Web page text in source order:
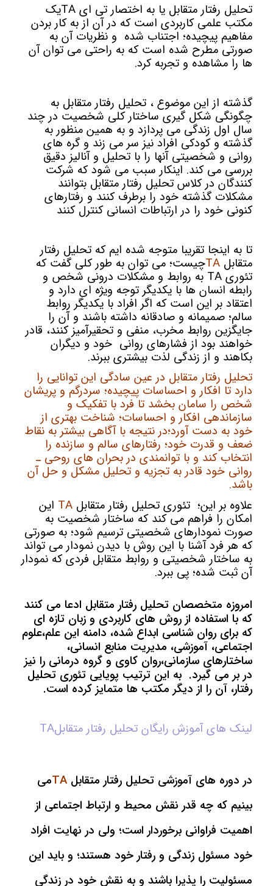
تحلیل رفتار متقابل یا به اختصار تی ای TAیک
مکتب علمی کاربردی است که در آن از به کار بردن
مفاهیم پیچیده؛ اجتناب شده و نظریات آن به
صورتی مطرح شده است که به راحتی می توان آن
ها را مشاهده و تجربه کرد.
گذشته از این موضوع ، تحلیل رفتار متقابل به
چگونگی شکل گیری ساختار کلی شخصیت در چند
سال اول زندگی می پردازد و به همین منظور به
گذشته و کودکی افراد نیز سر می زند و گره های
روانی و شخصیتی آنها را با تحلیل و آنالیز دقیق
بررسی می کند. اینکار سبب می شود که شرکت
کنندگان در کلاس تحلیل رفتار متقابل بتوانند
مشکلات گذشته خود را برطرف کنند و رفتارهای
کنونی خود را در ارتباطات انسانی کنترل کنند
تا به اینجا تقریبا متوجه شده ایم که تحلیل رفتار
متقابل TAچیست؛ می توان به طور کلی گفت که
تئوری TA به روابط و مشکلات درونی شخص و
رابطه انسان ها با یکدیگر توجه ویژه ای دارد و
اعتقاد بر این است که اگر افراد با یکدیگر روابط
سالم؛ صمیمانه و صادقانه داشته باشند و آن را
جایگزین روابط مخرب، منفی و تحقیرآمیز کنند، قادر
خواهند بود از فشارهای روانی خود و دیگران
بکاهند و از زندگی لذت بیشتری ببرند.
تحلیل رفتار متقابل در عین سادگی این توانایی را
دارد تا افکار و احساسات پیچیده؛ سردرگم و پریشان
شخص را سامان بخشد تا فرد با تفکیک و
سازماندهی افکار و احساسات؛ شناخت بهتری از
خود به دست آورد؛در نتیجه با آگاهی بیشتر به نقاط
ضعف و قدرت خود؛ رفتارهای سالم و سازنده را
انتخاب کند و با توانمندی در بحران های روحی ـ
روانی خود قادر به تجزیه و تحلیل مشکل و حل آن
باشد.
علاوه بر این؛ تئوری تحلیل رفتار متقابل TA این
امکان را فراهم می کند که ساختار شخصیت به
صورت نمودارهای شخصیتی ترسیم شود؛ به صورتی
که هر فرد آشنا با این روش با دیدن نمودار می تواند
به ساختار شخصیتی و روابط متقابل فردی که نمودار
آن ثبت شده؛ پی ببرد.
امروزه متخصصان تحلیل رفتار متقابل ادعا می کنند
که با استفاده از روش های کاربردی و زبان تازه ای
که برای روان شناسی ابداع شده، دامنه این علم،علوم
اجتماعی، آموزشی، مدیریت منابع انسانی،
ساختارهای سازمانی،روان کاوی و گروه درمانی را نیز
در بر می گیرد. به این ترتیب پویایی تئوری تحلیل
رفتار، آن را از دیگر مکتب ها متمایز کرده است.
لینک های آموزش رایگان تحلیل رفتار متقابلTA
در دوره های آموزشی تحلیل رفتار متقابل TAمی
بینیم که چه قدر نقش محیط و ارتباط اجتماعی از
اهمیت فراوانی برخوردار است؛ ولی در نهایت افراد
خود مسئول زندگی و رفتار خود هستند؛ و باید این
مسئولیت را پذیرا باشند و به نقش خود در زندگی